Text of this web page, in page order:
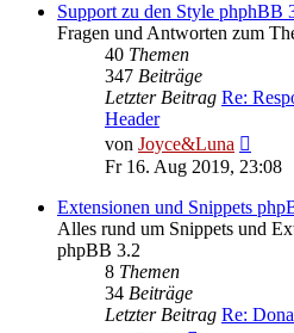
Support zu den Style phphBB
Fragen und Antworten zum
40 Themen
347 Beiträge
Letzter Beitrag Re:
Header
von Joyce&Luna
Beitrag
Fr 16. Aug 2019, 23:08
Extensionen und Snippets
Alles rund um Snippets und
phpBB 3.2
8 Themen
34 Beiträge
Letzter Beitrag Re: